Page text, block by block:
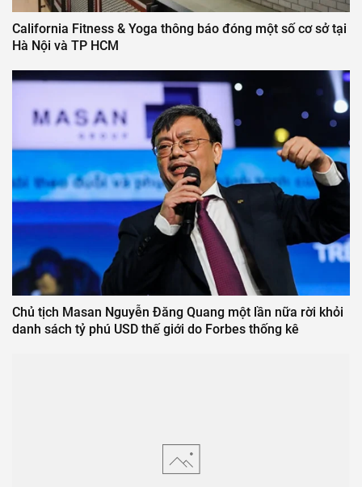
California Fitness & Yoga thông báo đóng một số cơ sở tại
Hà Nội và TP HCM
Chủ tịch Masan Nguyễn Đăng Quang một lần nữa rời khỏi
danh sách tỷ phú USD thế giới do Forbes thống kê